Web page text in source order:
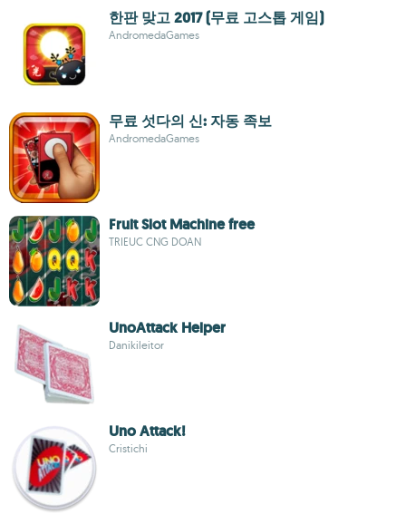
한판 맞고 2017 (무료 고스톱 게임)
AndromedaGames
무료 섯다의 신: 자동 족보
AndromedaGames
Fruit Slot Machine free
TRIEUC CNG DOAN
UnoAttack Helper
Danikileitor
Uno Attack!
Cristichi